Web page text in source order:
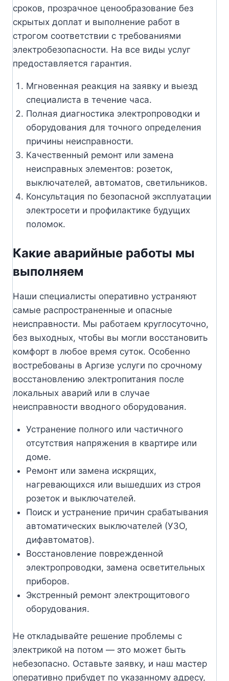
сроков, прозрачное ценообразование без
скрытых доплат и выполнение работ в
строгом соответствии с требованиями
электробезопасности. На все виды услуг
предоставляется гарантия.
Мгновенная реакция на заявку и выезд
специалиста в течение часа.
Полная диагностика электропроводки и
оборудования для точного определения
причины неисправности.
Качественный ремонт или замена
неисправных элементов: розеток,
выключателей, автоматов, светильников.
Консультация по безопасной эксплуатации
электросети и профилактике будущих
поломок.
Какие аварийные работы мы
выполняем
Наши специалисты оперативно устраняют
самые распространенные и опасные
неисправности. Мы работаем круглосуточно,
без выходных, чтобы вы могли восстановить
комфорт в любое время суток. Особенно
востребованы в Аргизе услуги по срочному
восстановлению электропитания после
локальных аварий или в случае
неисправности вводного оборудования.
Устранение полного или частичного
отсутствия напряжения в квартире или
доме.
Ремонт или замена искрящих,
нагревающихся или вышедших из строя
розеток и выключателей.
Поиск и устранение причин срабатывания
автоматических выключателей (УЗО,
дифавтоматов).
Восстановление поврежденной
электропроводки, замена осветительных
приборов.
Экстренный ремонт электрощитового
оборудования.
Не откладывайте решение проблемы с
электрикой на потом — это может быть
небезопасно. Оставьте заявку, и наш мастер
оперативно прибудет по указанному адресу,